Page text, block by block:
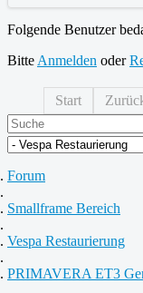
Folgende Benutzer
Bitte Anmelden oder
Start
Forum
Smallframe Bereich
Vespa Restaurierung
PRIMAVERA ET3